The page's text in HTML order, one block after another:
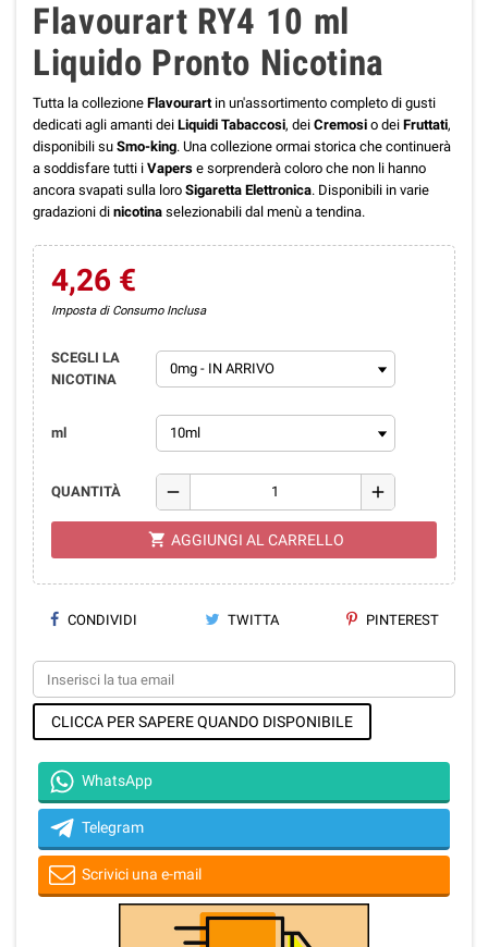
Flavourart RY4 10 ml
Liquido Pronto Nicotina
Tutta la collezione Flavourartin un'assortimento completo di gusti
dedicati agli amanti dei Liquidi Tabaccosi, dei Cremosi o dei Fruttati,
disponibili su Smo-king. Una collezione ormai storica che continuerà
a soddisfare tutti i Vapers e sorprenderà coloro che non li hanno
ancora svapati sulla loro Sigaretta Elettronica. Disponibili in varie
gradazioni di nicotina selezionabili dal menù a tendina.
4,26 €
Imposta di Consumo Inclusa
SCEGLI LA
NICOTINA
ml
QUANTITÀ remove add
shopping_cart AGGIUNGI AL CARRELLO
CONDIVIDI TWITTA PINTEREST
CLICCA PER SAPERE QUANDO DISPONIBILE
WhatsApp
Telegram
Scrivici una e-mail